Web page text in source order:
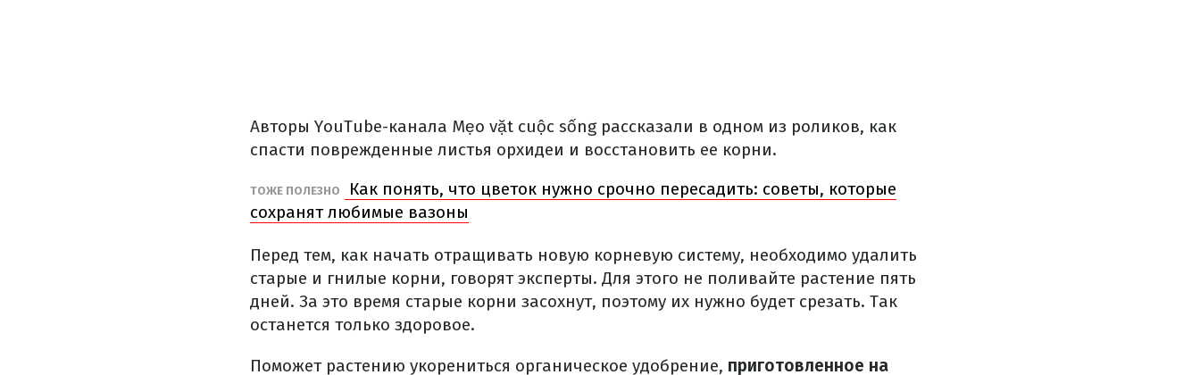
Авторы YouTube-канала Mẹo vặt cuộc sống рассказали в одном из роликов, как
спасти поврежденные листья орхидеи и восстановить ее корни.
ТОЖЕ ПОЛЕЗНО
Как понять, что цветок нужно срочно пересадить: советы, которые
сохранят любимые вазоны
Перед тем, как начать отращивать новую корневую систему, необходимо удалить
старые и гнилые корни, говорят эксперты. Для этого не поливайте растение пять
дней. За это время старые корни засохнут, поэтому их нужно будет срезать. Так
останется только здоровое.
Поможет растению укорениться органическое удобрение, приготовленное на